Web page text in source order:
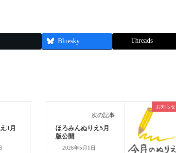
Bluesky Threads
3月
お知らせ
次の記事
ほろみんぬりえ5月
版公開
2026年5月1日